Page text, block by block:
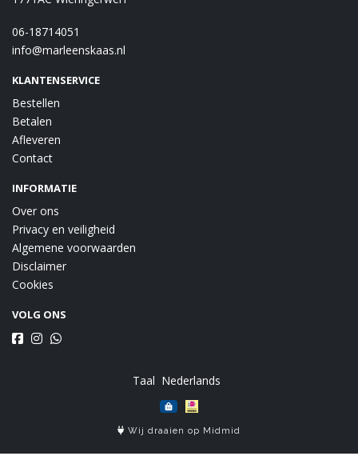
06-18714051
info@marleenskaas.nl
KLANTENSERVICE
Bestellen
Betalen
Afleveren
Contact
INFORMATIE
Over ons
Privacy en veiligheid
Algemene voorwaarden
Disclaimer
Cookies
VOLG ONS
Taal
Wij draaien op Midmid